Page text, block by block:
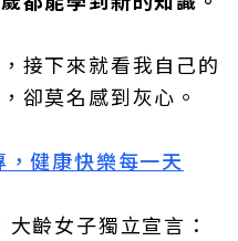
接下來就看我自己的
卻莫名感到灰心。
健康快樂每一天
齡女子獨立宣言：